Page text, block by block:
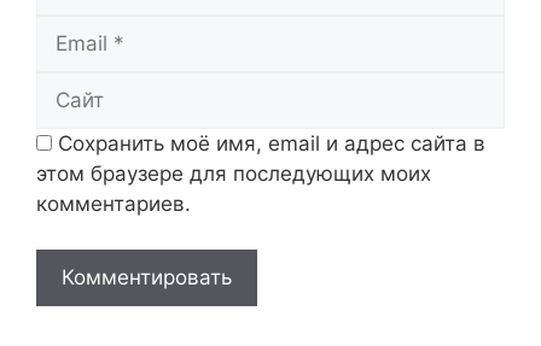
Сохранить моё имя, email и адрес сайта в
этом браузере для последующих моих
комментариев.